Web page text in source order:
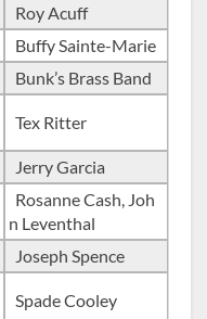
Roy Acuff
Buffy Sainte-Marie
Bunk’s Brass Band
Tex Ritter
Jerry Garcia
Rosanne Cash, Joh
n Leventhal
Joseph Spence
Spade Cooley